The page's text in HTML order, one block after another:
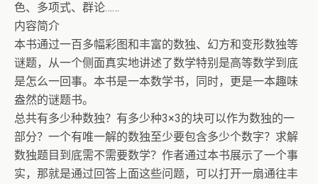
色、多项式、群论……
内容简介
本书通过一百多幅彩图和丰富的数独、幻方和变形数独等
谜题，从一个侧面真实地讲述了数学特别是高等数学到底
是怎么一回事。本书是一本数学书，同时，更是一本趣味
盎然的谜题书。
总共有多少种数独？有多少种3×3的块可以作为数独的一
部分？一个有唯一解的数独至少要包含多少个数字？求解
数独题目到底需不需要数学？作者通过本书展示了一个事
实，那就是通过回答上面这些问题，可以打开一扇通往丰